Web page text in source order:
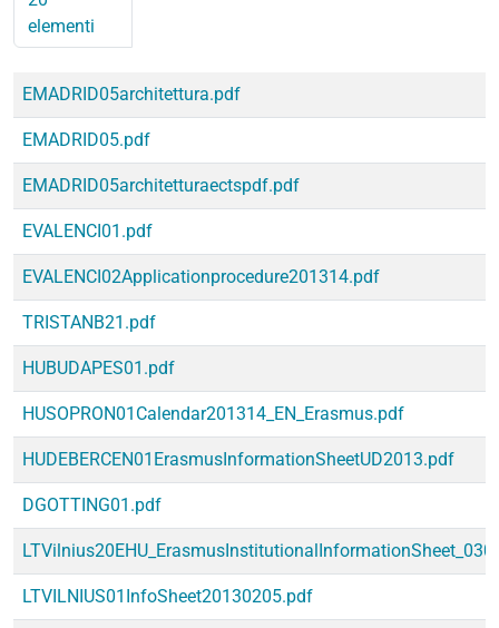
elementi
Titolo Tipo di contenuto
EMADRID05architettura.pdf
EMADRID05.pdf
EMADRID05architetturaectspdf.pdf
EVALENCI01.pdf
EVALENCI02Applicationprocedure201314.pdf
TRISTANB21.pdf
HUBUDAPES01.pdf
HUSOPRON01Calendar201314_EN_Erasmus.pdf
HUDEBERCEN01ErasmusInformationSheetUD2013.pdf
DGOTTING01.pdf
LTVILNIUS01InfoSheet20130205.pdf